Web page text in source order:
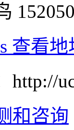
查看
http://
和咨询